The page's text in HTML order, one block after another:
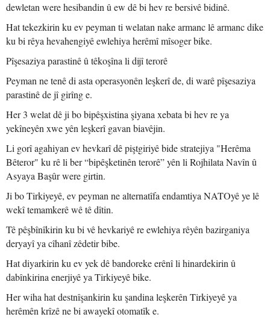
dewletan were hesibandin û ew dê bi hev re bersivê bidinê.
Hat tekezkirin ku ev peyman ti welatan nake armanc lê armanc dike
ku bi rêya hevahengiyê ewlehiya herêmî mîsoger bike.
Pîşesaziya parastinê û têkoşîna li dijî terorê
Peyman ne tenê di asta operasyonên leşkerî de, di warê pîşesaziya
parastinê de jî girîng e.
Her 3 welat dê ji bo bipêşxistina şiyana xebata bi hev re ya
yekîneyên xwe yên leşkerî gavan biavêjin.
Li gorî agahiyan ev hevkarî dê piştgiriyê bide stratejiya "Herêma
Bêteror" ku rê li ber “bipêşketinên terorê” yên li Rojhilata Navîn û
Asyaya Başûr were girtin.
Ji bo Tirkiyeyê, ev peyman ne alternatîfa endamtiya NATOyê ye lê
wekî temamkerê wê tê dîtin.
Tê pêşbînîkirin ku bi vê hevkariyê re ewlehiya rêyên bazirganiya
deryayî ya cîhanî zêdetir bibe.
Hat diyarkirin ku ev yek dê bandoreke erênî li hinardekirin û
dabînkirina enerjiyê ya Tirkiyeyê bike.
Her wiha hat destnîşankirin ku şandina leşkerên Tirkiyeyê ya
herêmên krîzê ne bi awayekî otomatîk e.